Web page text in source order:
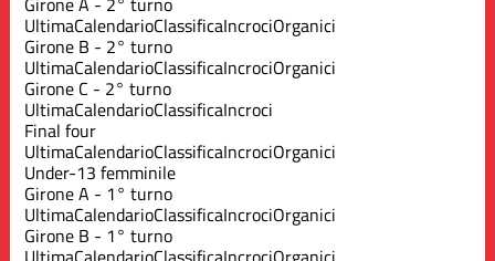
UltimaCalendarioClassificaIncrociOrganici
Girone B - 2° turno
UltimaCalendarioClassificaIncrociOrganici
Girone C - 2° turno
UltimaCalendarioClassificaIncroci
Final four
UltimaCalendarioClassificaIncrociOrganici
Under-13 femminile
Girone A - 1° turno
UltimaCalendarioClassificaIncrociOrganici
Girone B - 1° turno